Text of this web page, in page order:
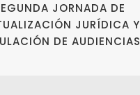
JORNADA DE
JURÍDICA Y
DE AUDIENCIAS